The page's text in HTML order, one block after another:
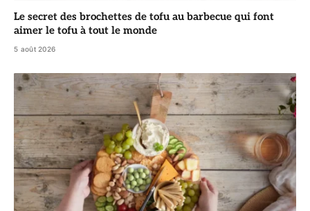
Le secret des brochettes de tofu au barbecue qui font
aimer le tofu à tout le monde
5 août 2026